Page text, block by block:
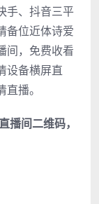
手、抖音三平
备位近体诗爱
间，免费收看
设备横屏直
播。
播间二维码，